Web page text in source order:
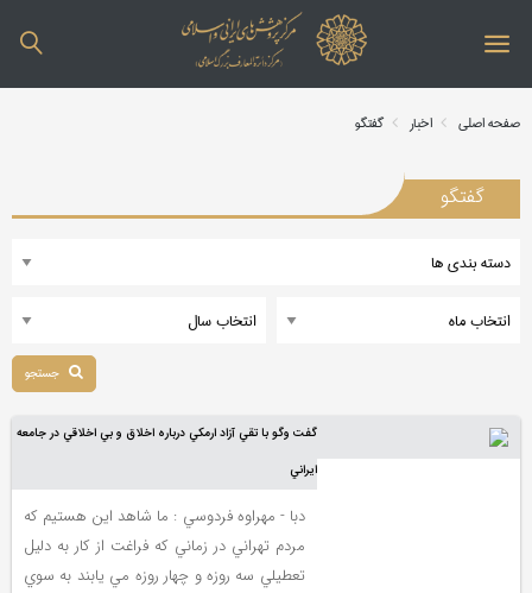
صفحه اصلی اخبار گفتگو
گفتگو
گفت وگو با تقي آزاد ارمكي درباره اخلاق و بي اخلاقي در جامعه
ايراني
دبا - مهراوه فردوسي : ما شاهد اين هستيم كه
مردم تهراني در زماني كه فراغت از كار به دليل
تعطيلي سه روزه و چهار روزه مي يابند به سوي